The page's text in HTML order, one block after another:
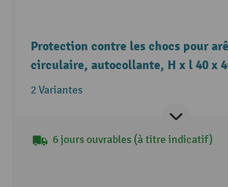
Protection contre les chocs pour
circulaire, autocollante, H x l 40 x
1-5 m
2 Variantes
6 jours ouvrables (à titre indicatif)